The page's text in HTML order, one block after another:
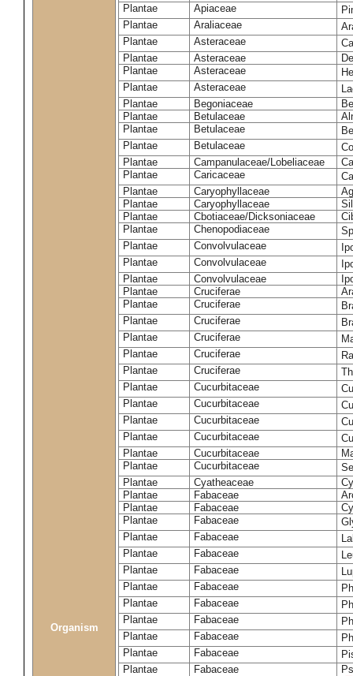
Organism
Plantae
Apiaceae
Plantae
Araliaceae
Plantae
Asteraceae
Plantae
Asteraceae
Plantae
Asteraceae
Plantae
Asteraceae
Plantae
Begoniaceae
Plantae
Betulaceae
Plantae
Betulaceae
Plantae
Betulaceae
Plantae
Campanulaceae/Lobeliaceae
Plantae
Caricaceae
Plantae
Caryophyllaceae
Plantae
Caryophyllaceae
Plantae
Cbotiaceae/Dicksoniaceae
Plantae
Chenopodiaceae
Plantae
Convolvulaceae
Plantae
Convolvulaceae
Plantae
Convolvulaceae
Plantae
Cruciferae
Plantae
Cruciferae
Plantae
Cruciferae
Plantae
Cruciferae
Plantae
Cruciferae
Plantae
Cruciferae
Plantae
Cucurbitaceae
Plantae
Cucurbitaceae
Plantae
Cucurbitaceae
Plantae
Cucurbitaceae
Plantae
Cucurbitaceae
Plantae
Cucurbitaceae
Plantae
Cyatheaceae
Plantae
Fabaceae
Plantae
Fabaceae
Plantae
Fabaceae
Plantae
Fabaceae
Plantae
Fabaceae
Plantae
Fabaceae
Plantae
Fabaceae
Plantae
Fabaceae
Plantae
Fabaceae
Plantae
Fabaceae
Plantae
Fabaceae
Plantae
Fabaceae